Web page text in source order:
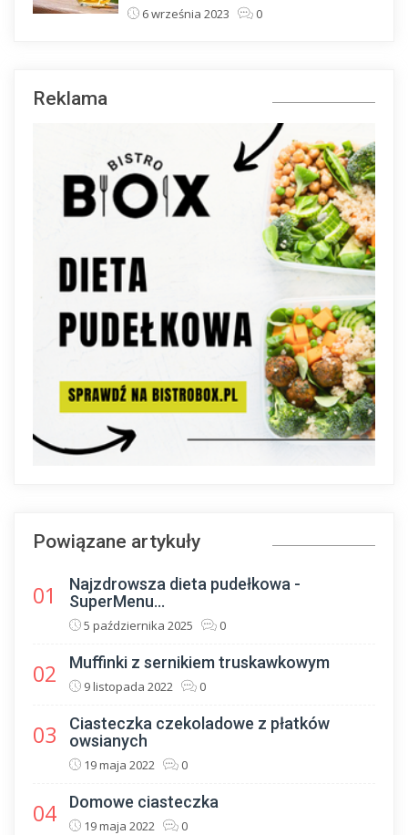
6 września 2023 0
Reklama
Powiązane artykuły
01
Najzdrowsza dieta pudełkowa -
SuperMenu...
5 października 2025 0
02 Muffinki z sernikiem truskawkowym
9 listopada 2022 0
03
Ciasteczka czekoladowe z płatków
owsianych
19 maja 2022 0
04 Domowe ciasteczka
19 maja 2022 0